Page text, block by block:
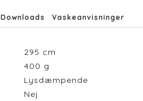
Downloads Vaskeanvisninger
295 cm
400 g
Lysdæmpende
Nej